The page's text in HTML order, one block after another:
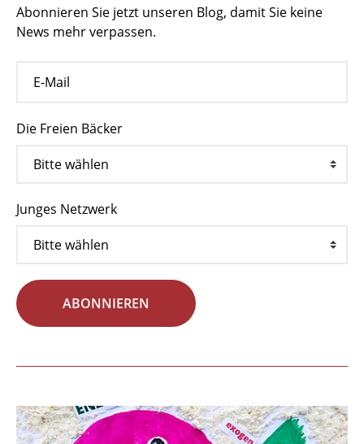
Abonnieren Sie jetzt unseren Blog, damit Sie keine
News mehr verpassen.
Die Freien Bäcker
Junges Netzwerk
ABONNIEREN